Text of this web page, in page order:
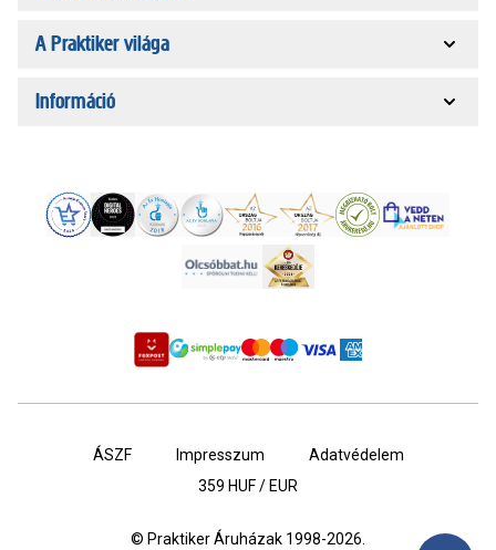
A Praktiker világa
Információ
ÁSZF Impresszum
Adatvédelem
359 HUF / EUR
© Praktiker Áruházak 1998-2026.